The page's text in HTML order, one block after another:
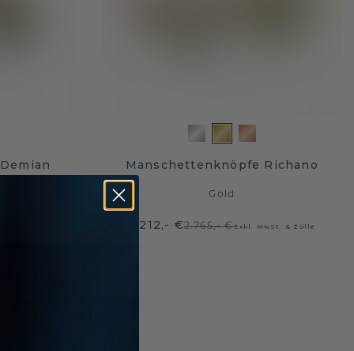
Manschettenknöpfe Richano
Gold
2.212,- €2.765,- €Exkl. MwSt. & Zölle